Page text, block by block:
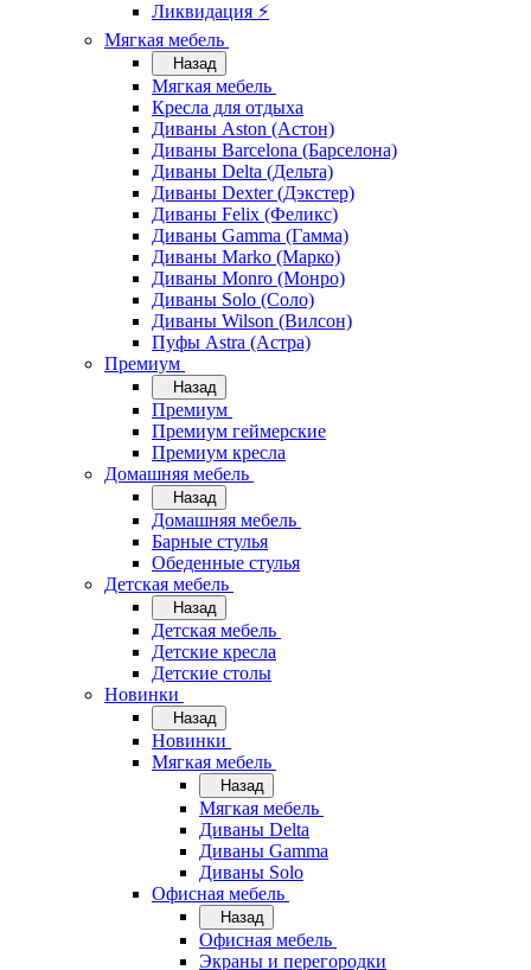
Ликвидация ⚡
Мягкая мебель
Назад
Мягкая мебель
Кресла для отдыха
Диваны Aston (Астон)
Диваны Barcelona (Барселона)
Диваны Delta (Дельта)
Диваны Dexter (Дэкстер)
Диваны Felix (Феликс)
Диваны Gamma (Гамма)
Диваны Marko (Марко)
Диваны Monro (Монро)
Диваны Solo (Соло)
Диваны Wilson (Вилсон)
Пуфы Astra (Астра)
Премиум
Назад
Премиум
Премиум геймерские
Премиум кресла
Домашняя мебель
Назад
Домашняя мебель
Барные стулья
Обеденные стулья
Детская мебель
Назад
Детская мебель
Детские кресла
Детские столы
Новинки
Назад
Новинки
Мягкая мебель
Назад
Мягкая мебель
Диваны Delta
Диваны Gamma
Диваны Solo
Офисная мебель
Назад
Офисная мебель
Экраны и перегородки